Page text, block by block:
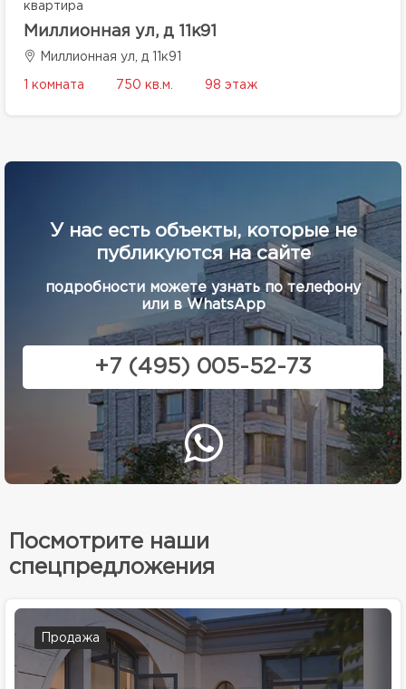
квартира
Миллионная ул, д 11к91
Миллионная ул, д 11к91
1 комната 750 кв.м. 98 этаж
У нас есть объекты, которые не
публикуются на сайте
подробности можете узнать по телефону
или в WhatsApp
+7 (495) 005-52-73
Посмотрите наши
спецпредложения
Продажа